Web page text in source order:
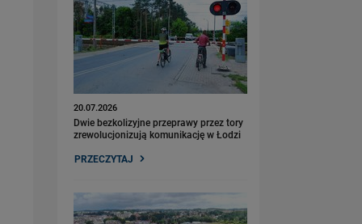
20.07.2026
Dwie bezkolizyjne przeprawy przez tory
zrewolucjonizują komunikację w Łodzi
PRZECZYTAJ